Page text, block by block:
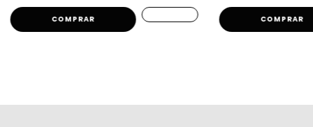
COMPRAR COMPRAR